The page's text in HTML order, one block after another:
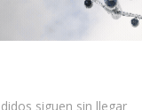
siguen sin llegar